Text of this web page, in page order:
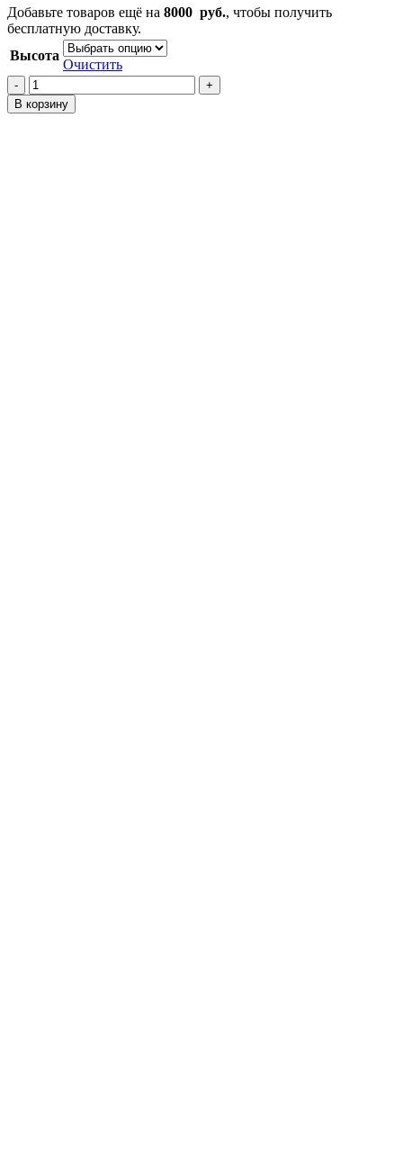
Добавьте товаров ещё на 8000 руб., чтобы получить
бесплатную доставку.
Высота
Очистить
Количество
товара
Проставки
В корзину